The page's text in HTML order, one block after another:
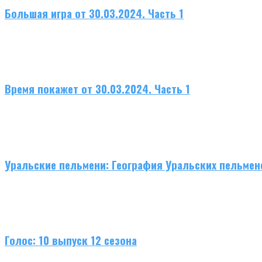
Большая игра от 30.03.2024. Часть 1
Время покажет от 30.03.2024. Часть 1
Уральские пельмени: География Уральских
Голос: 10 выпуск 12 сезона